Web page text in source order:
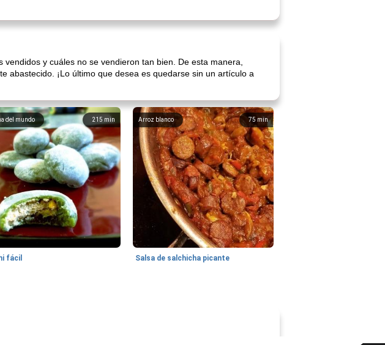
y cuáles no se vendieron tan bien. De esta manera,
abastecido. ¡Lo último que desea es quedarse sin un artículo a
215 min
del mundo
fácil
75 min
Arroz blanco
Salsa de salchicha picante